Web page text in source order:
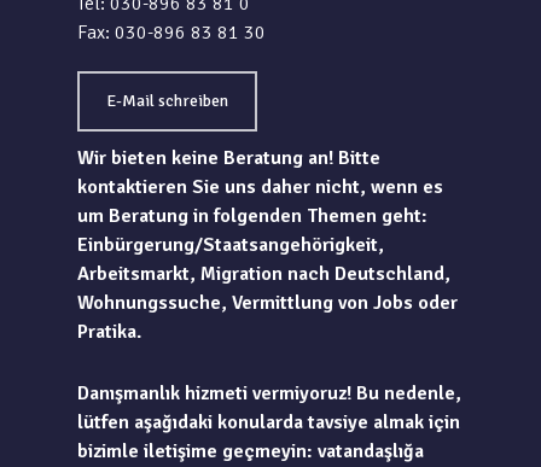
Fax: 030-896 83 81 30
E-Mail schreiben
Wir bieten keine Beratung an! Bitte
kontaktieren Sie uns daher nicht, wenn es
um Beratung in folgenden Themen geht:
Einbürgerung/Staatsangehörigkeit,
Arbeitsmarkt, Migration nach Deutschland,
Wohnungssuche, Vermittlung von Jobs oder
Pratika.
Danışmanlık hizmeti vermiyoruz! Bu nedenle,
lütfen aşağıdaki konularda tavsiye almak için
bizimle iletişime geçmeyin: vatandaşlığa